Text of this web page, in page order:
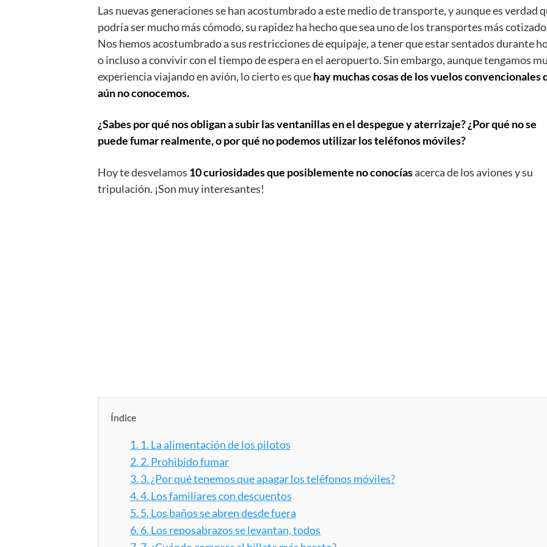
Las nuevas generaciones se han acostumbrado a este medio de transporte, y aunque es verdad
podría ser mucho más cómodo, su rapidez ha hecho que sea uno de los transportes más
Nos hemos acostumbrado a sus restricciones de equipaje, a tener que estar sentados durante
o incluso a convivir con el tiempo de espera en el aeropuerto. Sin embargo, aunque tengamos
experiencia viajando en avión, lo cierto es quehay muchas cosas de los vuelos convencionales
aún no conocemos.
¿Sabes por qué nos obligan a subir las ventanillas en el despegue y aterrizaje? ¿Por qué no se
puede fumar realmente, o por qué no podemos utilizar los teléfonos móviles?
Hoy te desvelamos 10 curiosidades que posiblemente no conocíasacerca de los aviones y su
tripulación. ¡Son muy interesantes!
Índice
1. 1. La alimentación de los pilotos
2. 2. Prohibido fumar
3. 3. ¿Por qué tenemos que apagar los teléfonos móviles?
4.4. Los familiares con descuentos
5. 5. Los baños se abren desde fuera
6. 6. Los reposabrazos se levantan, todos